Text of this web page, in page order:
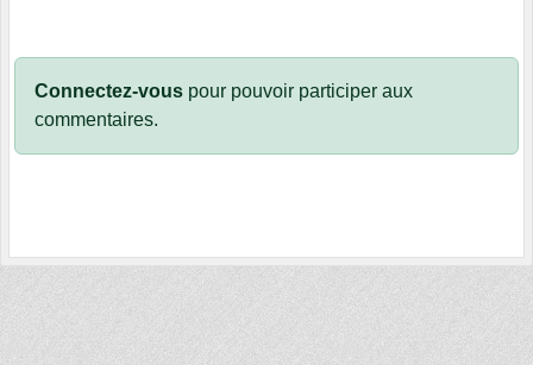
Connectez-vous pour pouvoir participer aux
commentaires.